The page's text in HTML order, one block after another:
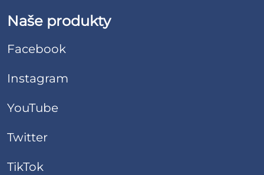
Naše produkty
Facebook
Instagram
YouTube
Twitter
TikTok